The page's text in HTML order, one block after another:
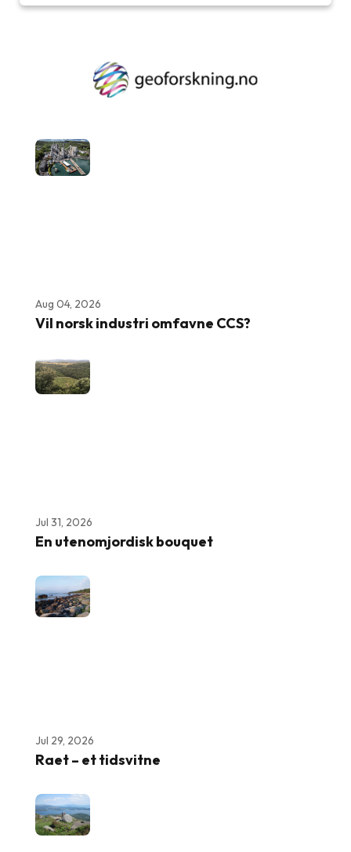
Aug 04, 2026
Vil norsk industri omfavne CCS?
Jul 31, 2026
En utenomjordisk bouquet
Jul 29, 2026
Raet – et tidsvitne